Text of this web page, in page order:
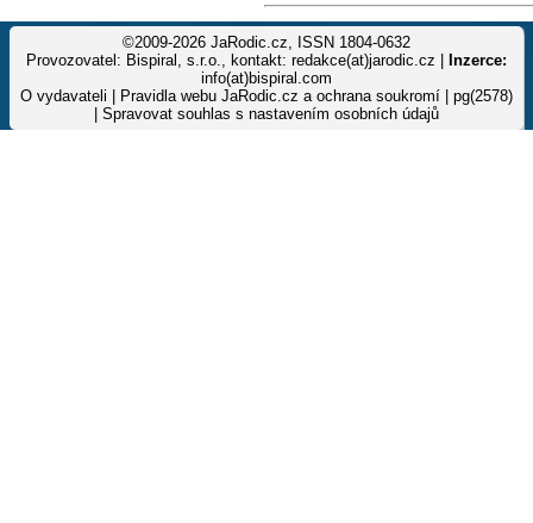
©2009-2026 JaRodic.cz, ISSN 1804-0632
Provozovatel: Bispiral, s.r.o., kontakt: redakce(at)jarodic.cz |
Inzerce:
info(at)bispiral.com
O vydavateli
Pravidla webu JaRodic.cz a ochrana soukromí | pg(2578)
Spravovat souhlas s nastavením osobních údajů